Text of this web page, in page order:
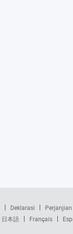
Deklarasi
日本語 Français